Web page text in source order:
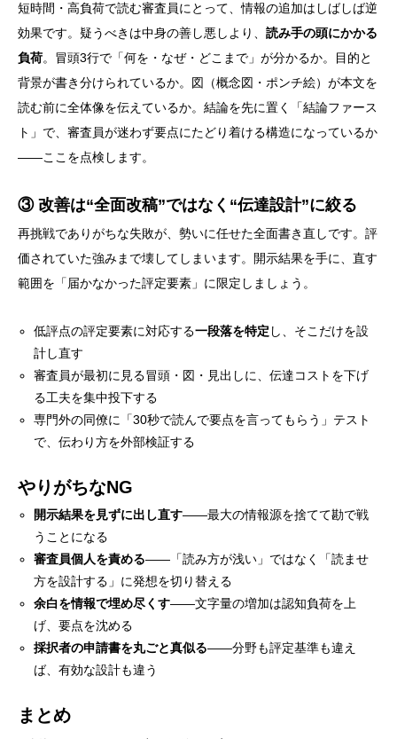
短時間・高負荷で読む審査員にとって、情報の追加はしばしば逆
効果です。疑うべきは中身の善し悪しより、 読み手の頭にかかる
負荷。冒頭3行で「何を・なぜ・どこまで」が分かるか。目的と
背景が書き分けられているか。図（概念図・ポンチ絵）が本文を
読む前に全体像を伝えているか。結論を先に置く「結論ファース
ト」で、審査員が迷わず要点にたどり着ける構造になっているか
——ここを点検します。
③ 改善は“全面改稿”ではなく“伝達設計”に絞る
再挑戦でありがちな失敗が、勢いに任せた全面書き直しです。評
価されていた強みまで壊してしまいます。開示結果を手に、直す
範囲を「届かなかった評定要素」に限定しましょう。
低評点の評定要素に対応する一段落を特定 し、そこだけを設
計し直す
審査員が最初に見る冒頭・図・見出しに、伝達コストを下げ
る工夫を集中投下する
専門外の同僚に「30秒で読んで要点を言ってもらう」テスト
で、伝わり方を外部検証する
やりがちなNG
開示結果を見ずに出し直す——最大の情報源を捨てて勘で戦
うことになる
審査員個人を責める——「読み方が浅い」ではなく「読ませ
方を設計する」に発想を切り替える
余白を情報で埋め尽くす——文字量の増加は認知負荷を上
げ、要点を沈める
採択者の申請書を丸ごと真似る——分野も評定基準も違え
ば、有効な設計も違う
まとめ